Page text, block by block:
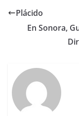
Plácido
En Sonora,